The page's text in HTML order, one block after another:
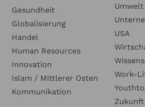
Gesundheit
Globalisierung
Handel
Human Resources
Innovation
Islam / Mittlerer Osten
Kommunikation
Umwelt
USA
Work-
Zukunft